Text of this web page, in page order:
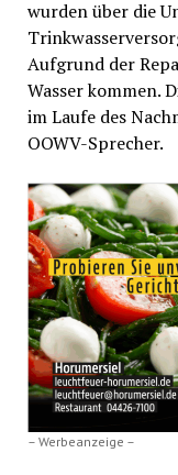
wurden über die
Aufgrund der
Wasser kommen.
im Laufe des
OOWV-Sprecher.
– Werbeanzeige –